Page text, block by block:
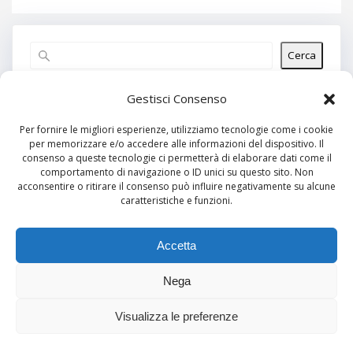
Gestisci Consenso
Per fornire le migliori esperienze, utilizziamo tecnologie come i cookie
per memorizzare e/o accedere alle informazioni del dispositivo. Il
consenso a queste tecnologie ci permetterà di elaborare dati come il
comportamento di navigazione o ID unici su questo sito. Non
acconsentire o ritirare il consenso può influire negativamente su alcune
caratteristiche e funzioni.
Accetta
Nega
Visualizza le preferenze
Cerca
Articoli recenti
Commenti recenti
Nessun commento da mostrare.
Nessun archivio da mostrare.
Categorie
Nessuna categoria